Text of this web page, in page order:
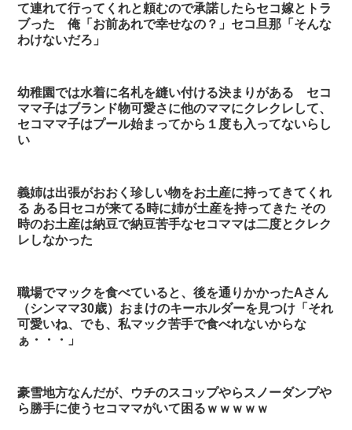
て連れて行ってくれと頼むので承諾したらセコ嫁とトラ
ブった 俺「お前あれで幸せなの？」セコ旦那「そんな
わけないだろ」
幼稚園では水着に名札を縫い付ける決まりがある セコ
ママ子はブランド物可愛さに他のママにクレクレして、
セコママ子はプール始まってから１度も入ってないらし
い
義姉は出張がおおく珍しい物をお土産に持ってきてくれ
る ある日セコが来てる時に姉が土産を持ってきた その
時のお土産は納豆で納豆苦手なセコママは二度とクレク
レしなかった
職場でマックを食べていると、後を通りかかったAさん
（シンママ30歳）おまけのキーホルダーを見つけ「それ
可愛いね、でも、私マック苦手で食べれないからな
ぁ・・・」
豪雪地方なんだが、ウチのスコップやらスノーダンプや
ら勝手に使うセコママがいて困るｗｗｗｗｗ